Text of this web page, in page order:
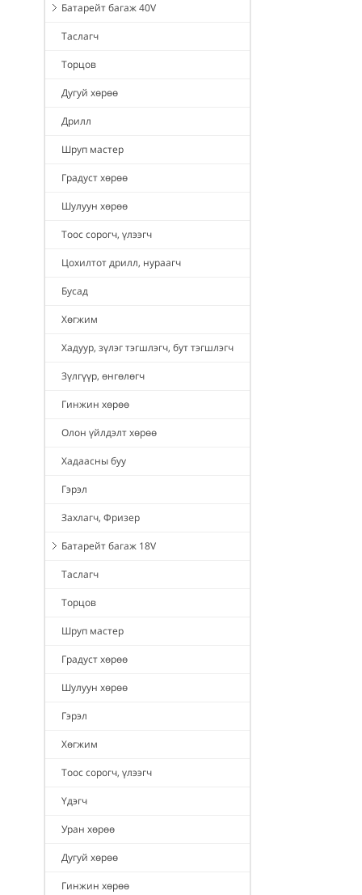
Батарейт багаж 40V
Таслагч
Торцов
Дугуй хөрөө
Дрилл
Шруп мастер
Градуст хөрөө
Шулуун хөрөө
Тоос сорогч, үлээгч
Цохилтот дрилл, нураагч
Бусад
Хөгжим
Хадуур, зүлэг тэгшлэгч, бут тэгшлэгч
Зүлгүүр, өнгөлөгч
Гинжин хөрөө
Олон үйлдэлт хөрөө
Хадаасны буу
Гэрэл
Захлагч, Фризер
Батарейт багаж 18V
Таслагч
Торцов
Шруп мастер
Градуст хөрөө
Шулуун хөрөө
Гэрэл
Хөгжим
Тоос сорогч, үлээгч
Үдэгч
Уран хөрөө
Дугуй хөрөө
Гинжин хөрөө